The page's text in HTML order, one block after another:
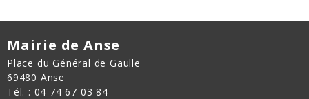
Mairie de Anse
Place du Général de Gaulle
69480 Anse
Tél. : 04 74 67 03 84